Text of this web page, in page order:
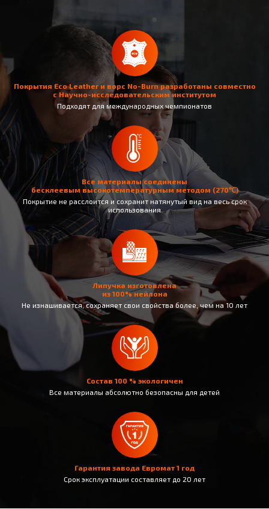
Покрытия Eco Leather и ворс No-Burn разработаны совместно
с Научно-исследовательским институтом
Подходят для международных чемпионатов
Все материалы соединены
бесклеевым высокотемпературным методом (270℃)
Покрытие не раcслоится и сохранит натянутый вид на весь срок
использования
Липучка изготовлена
из 100% нейлона
Не изнашивается, сохраняет свои свойства более, чем на 10 лет
Состав 100 % экологичен
Все материалы абсолютно безопасны для детей
Гарантия завода Евромат 1 год
Срок эксплуатации составляет до 20 лет